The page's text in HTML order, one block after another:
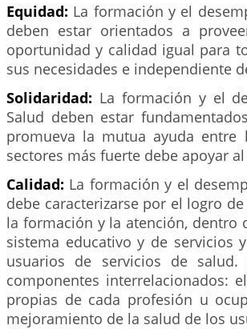
Equidad: La formación y el
deben estar orientados a
oportunidad y calidad igual para
sus necesidades e independiente
Solidaridad: La formación y el
Salud deben estar
promueva la mutua ayuda entre
sectores más fuerte debe apoyar
Calidad: La formación y el
debe caracterizarse por el logro
la formación y la atención,
sistema educativo y de servicios
usuarios de servicios de
componentes interrelacionados:
propias de cada profesión u
mejoramiento de la salud de los